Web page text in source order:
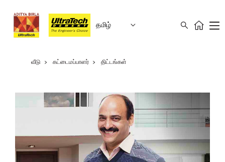
தமிழ்
வீடு கட்டைமப்பாளர் திட்டங்கள்